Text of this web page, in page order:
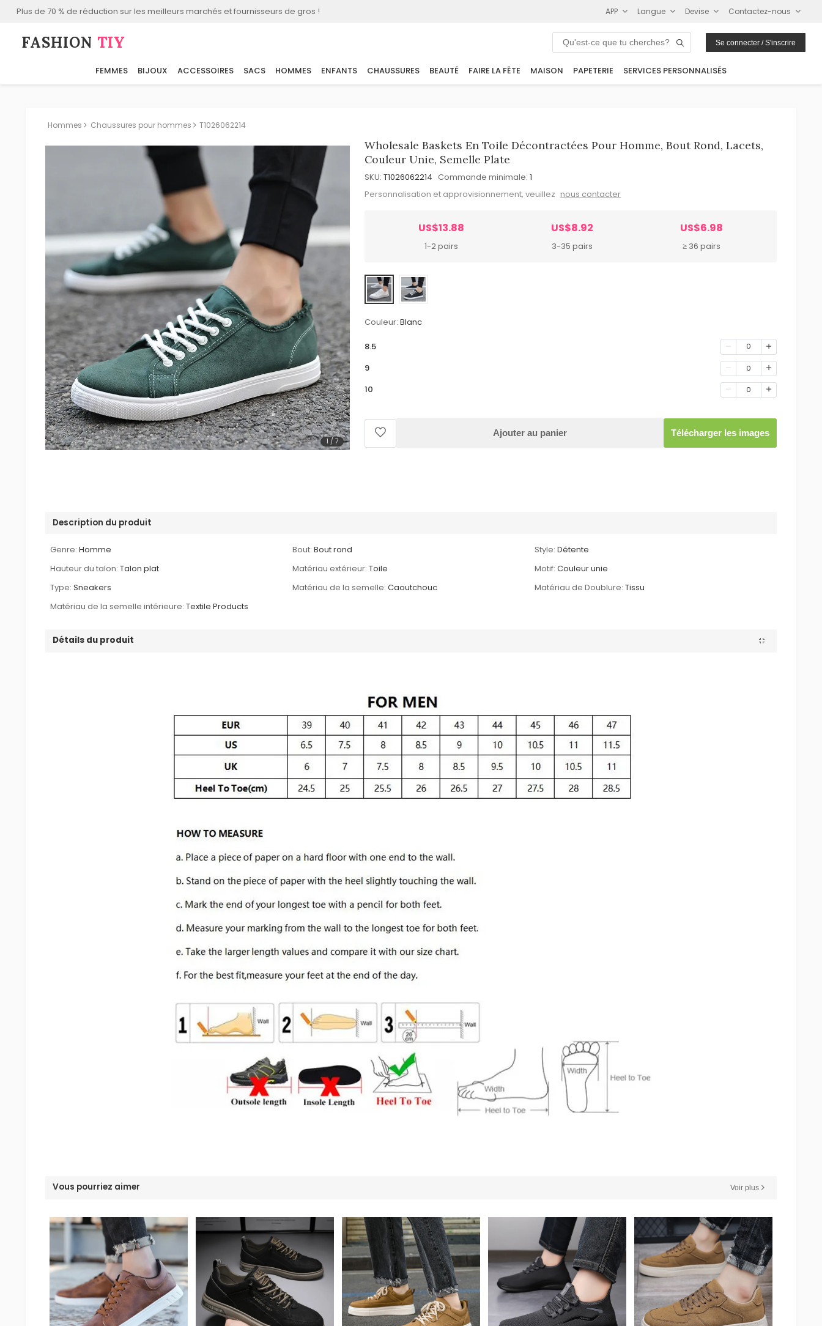
Plus de 70 % de réduction sur les meilleurs marchés et fournisseurs de gros ! APP Langue Devise Contactez-nous
FASHION⁠ TIY Se connecter / S'inscrire
FEMMES BIJOUX ACCESSOIRES SACS HOMMES ENFANTS CHAUSSURES BEAUTÉ FAIRE LA FÊTE MAISON PAPETERIE SERVICES PERSONNALISÉS
Hommes Chaussures pour hommes T1026062214
1 / 7
Wholesale Baskets En Toile Décontractées Pour Homme, Bout Rond, Lacets,
Couleur Unie, Semelle Plate
SKU: T1026062214 Commande minimale: 1
Personnalisation et approvisionnement, veuillez nous contacter
US$13.88
1-2 pairs
US$8.92
3-35 pairs
US$6.98
≥ 36 pairs
Couleur: Blanc
8.5 0
9 0
10 0
Ajouter au panier Télécharger les images
Description du produit
Genre: Homme Bout: Bout rond Style: Détente
Hauteur du talon: Talon plat Matériau extérieur: Toile Motif: Couleur unie
Type: Sneakers Matériau de la semelle: Caoutchouc Matériau de Doublure: Tissu
Matériau de la semelle intérieure: Textile Products
Détails du produit
Vous pourriez aimer Voir plus